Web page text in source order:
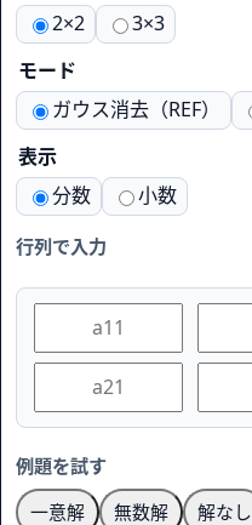
2×2
3×3
モード
ガウス消去（REF）
表示
分数
小数
行列で入力
例題を試す
一意解
無数解 解なし